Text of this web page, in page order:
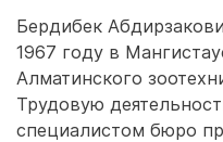
Бердибек
1967 году в
Алматинского
Трудовую
специалистом бюро